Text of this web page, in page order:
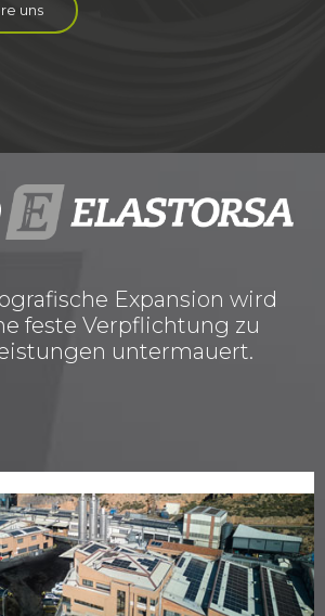
uns
Expansion wird
feste Verpflichtung zu
untermauert.